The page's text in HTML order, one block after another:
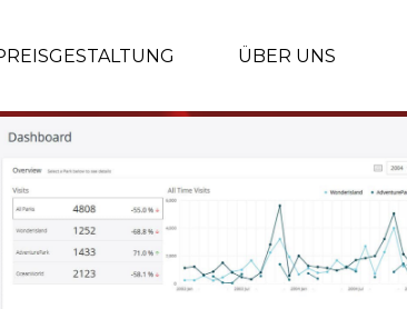
ÜBER UNS